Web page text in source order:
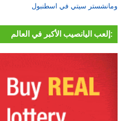
ومانشستر سيتي في اسطنبول
إلعب اليانصيب الأكبر في العالم: